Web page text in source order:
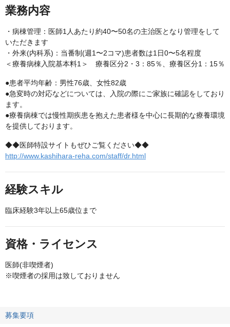
業務内容
・病棟管理：医師1人あたり約40〜50名の主治医となり管理をして
いただきます
・外来(内科系)：当番制(週1〜2コマ)患者数は1日0〜5名程度
＜療養病棟入院基本料1＞ 療養区分2・3：85％、療養区分1：15％
●患者平均年齢：男性76歳、女性82歳
●急変時の対応などについては、入院の際にご家族に確認をしており
ます。
●療養病棟では慢性期疾患を抱えた患者様を中心に長期的な療養環境
を提供しております。
◆◆医師特設サイトもぜひご覧ください◆◆
http://www.kashihara-reha.com/staff/dr.html
経験スキル
臨床経験3年以上65歳位まで
資格・ライセンス
医師(非喫煙者)
※喫煙者の採用は致しておりません
募集要項